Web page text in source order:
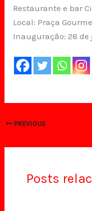
Restaurante e bar
Local: Praça
Inauguração: 28 de
PREVIOUS
Posts